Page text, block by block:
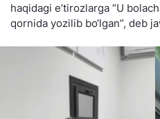
haqidagi e’tirozlarga “U
qornida yozilib bo‘lgan”, deb